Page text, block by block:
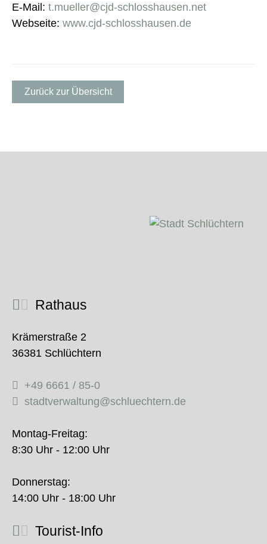
E-Mail: t.mueller@cjd-schlosshausen.net
Webseite: www.cjd-schlosshausen.de
Zurück zur Übersicht
Rathaus
Krämerstraße 2
36381 Schlüchtern
+49 6661 / 85-0
stadtverwaltung@schluechtern.de
Montag-Freitag:
8:30 Uhr - 12:00 Uhr
Donnerstag:
14:00 Uhr - 18:00 Uhr
Tourist-Info